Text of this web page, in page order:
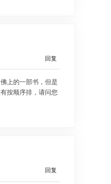
回复
上的一部书，但是
按顺序排，请问您
回复